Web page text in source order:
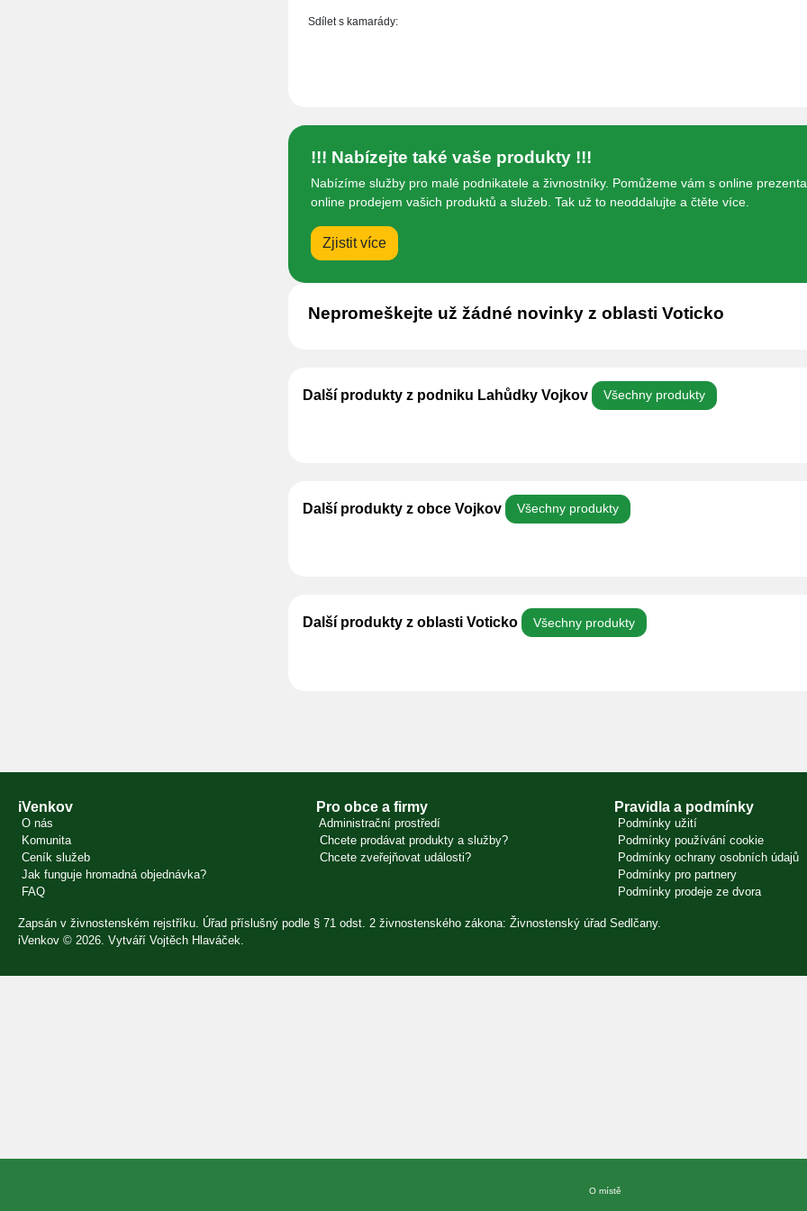
Sdílet s kamarády:
!!! Nabízejte také vaše produkty !!!
Nabízíme služby pro malé podnikatele a živnostníky. Pomůžeme vám s online
online prodejem vašich produktů a služeb. Tak už to neoddalujte a čtěte více.
Zjistit více
Nepromeškejte už žádné novinky z oblasti Voticko
Další produkty z podniku Lahůdky Vojkov Všechny produkty
Další produkty z obce Vojkov Všechny produkty
Další produkty z oblasti Voticko Všechny produkty
iVenkov
O nás
Komunita
Ceník služeb
Jak funguje hromadná objednávka?
FAQ
Pro obce a firmy
Administrační prostředí
Chcete prodávat produkty a služby?
Chcete zveřejňovat události?
Pravidla a podmínky
Podmínky užití
Podmínky používání cookie
Podmínky ochrany osobních údajů
Podmínky pro partnery
Podmínky prodeje ze dvora
Zapsán v živnostenském rejstříku. Úřad příslušný podle § 71 odst. 2 živnostenského zákona: Živnostenský úřad Sedlčany.
iVenkov © 2026. Vytváří Vojtěch Hlaváček
O místě